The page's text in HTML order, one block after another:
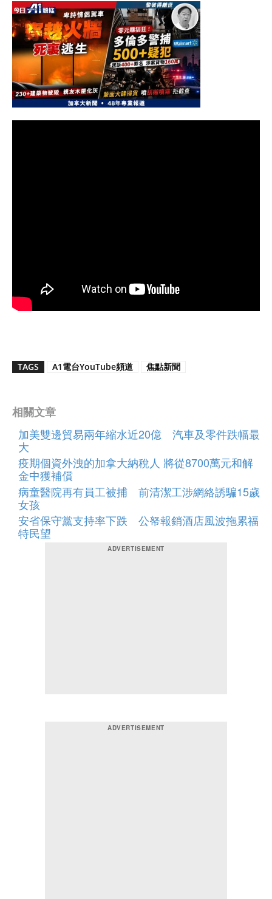
TAGS A1電台YouTube頻道 焦點新聞
相關文章
加美雙邊貿易兩年縮水近20億 汽車及零件跌幅最
大
疫期個資外洩的加拿大納稅人 將從8700萬元和解
金中獲補償
病童醫院再有員工被捕 前清潔工涉網絡誘騙15歲
女孩
安省保守黨支持率下跌 公帑報銷酒店風波拖累福
特民望